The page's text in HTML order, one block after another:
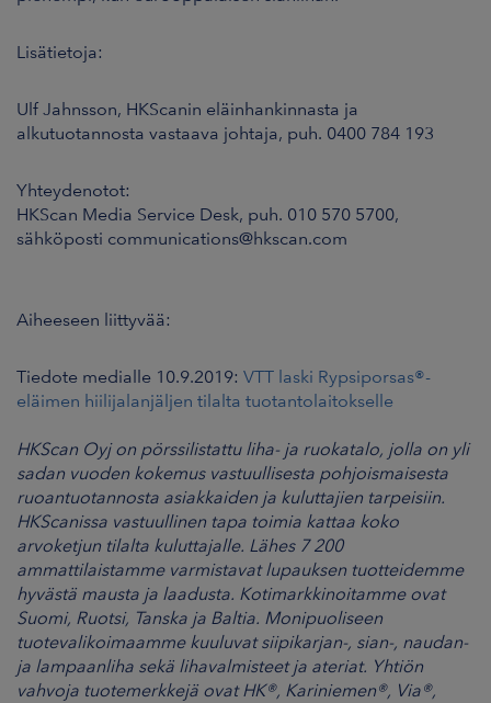
Lisätietoja:
Ulf Jahnsson, HKScanin eläinhankinnasta ja
alkutuotannosta vastaava johtaja, puh. 0400 784 193
Yhteydenotot:
HKScan Media Service Desk, puh. 010 570 5700,
sähköposti communications@hkscan.com
Aiheeseen liittyvää:
Tiedote medialle 10.9.2019: VTT laski Rypsiporsas®-
eläimen hiilijalanjäljen tilalta tuotantolaitokselle
HKScan Oyj on pörssilistattu liha- ja ruokatalo, jolla on yli
sadan vuoden kokemus vastuullisesta pohjoismaisesta
ruoantuotannosta asiakkaiden ja kuluttajien tarpeisiin.
HKScanissa vastuullinen tapa toimia kattaa koko
arvoketjun tilalta kuluttajalle. Lähes 7 200
ammattilaistamme varmistavat lupauksen tuotteidemme
hyvästä mausta ja laadusta. Kotimarkkinoitamme ovat
Suomi, Ruotsi, Tanska ja Baltia. Monipuoliseen
tuotevalikoimaamme kuuluvat siipikarjan-, sian-, naudan-
ja lampaanliha sekä lihavalmisteet ja ateriat. Yhtiön
vahvoja tuotemerkkejä ovat HK®, Kariniemen®, Via®,